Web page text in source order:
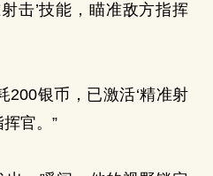
击’技能，瞄准敌方指挥
银币，已激活‘精准射
官。”